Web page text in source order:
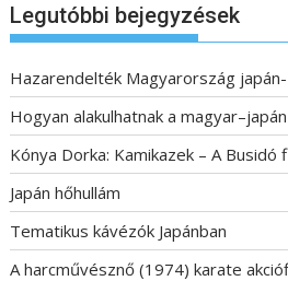
Legutóbbi bejegyzések
Hazarendelték Magyarország
Hogyan alakulhatnak a
Kónya Dorka: Kamikazek – A
Japán hőhullám
Tematikus kávézók Japánban
A harcművésznő (1974) karate